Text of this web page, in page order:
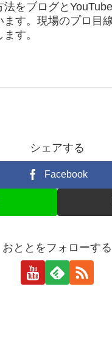
法をブログと
す。現場のプロ目
す。
シェアする
Facebook
おととをフォローする